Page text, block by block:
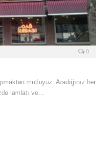
0
mutluyuz. Aradığınız her
iamlatı ve…